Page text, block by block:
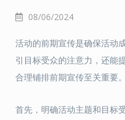
08/06/2024
活动的前期宣传是确保活动
引目标受众的注意力，还能
合理铺排前期宣传至关重要。
首先，明确活动主题和目标